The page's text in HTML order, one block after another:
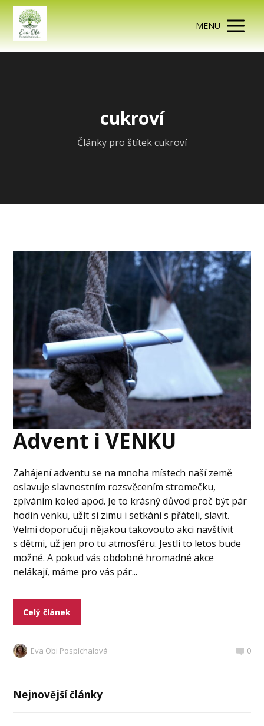
MENU
cukroví
Články pro štítek cukroví
Advent i VENKU
Zahájení adventu se na mnoha místech naší země
oslavuje slavnostním rozsvěcením stromečku,
zpíváním koled apod. Je to krásný důvod proč být pár
hodin venku, užít si zimu i setkání s přáteli, slavit.
Velmi doporučuji nějakou takovouto akci navštívit
s dětmi, už jen pro tu atmosféru. Jestli to letos bude
možné. A pokud vás obdobné hromadné akce
nelákají, máme pro vás pár...
Celý článek
Eva Obi Pospíchalová 0
Nejnovější články